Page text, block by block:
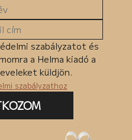
szabályzatot és
a Helma kiadó a
küldjön.
szabályzathoz